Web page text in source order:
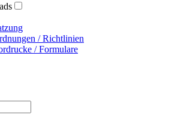
/ Richtlinien
/ Formulare